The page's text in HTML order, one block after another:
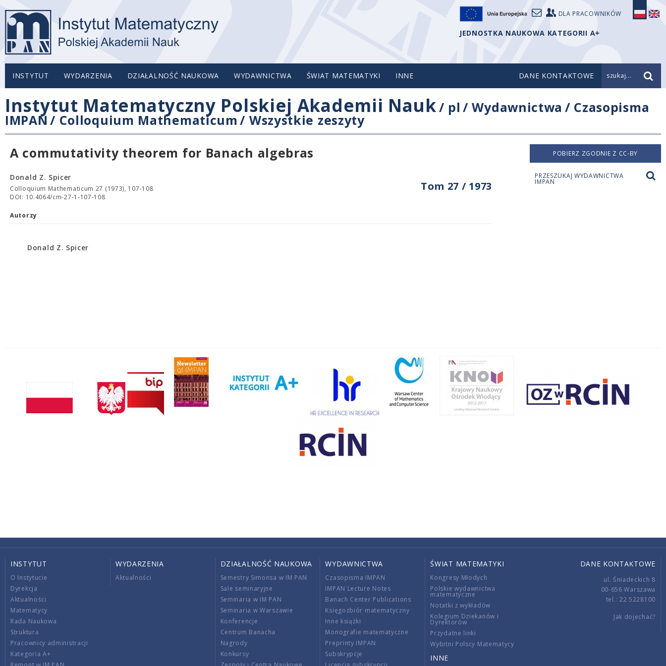
DLA PRACOWNIKÓW
JEDNOSTKA NAUKOWA KATEGORII A+
INSTYTUT WYDARZENIA DZIAŁALNOŚĆ NAUKOWA WYDAWNICTWA ŚWIAT MATEMATYKI INNE DANE KONTAKTOWE szukaj...
Instytut Matematyczny Polskiej Akademii Nauk/ pl /Wydawnictwa / Czasopisma
IMPAN / Colloquium Mathematicum/ Wszystkie zeszyty
A commutativity theorem for Banach algebras
Tom 27 / 1973
Donald Z. Spicer
Colloquium Mathematicum 27 (1973), 107-108
DOI: 10.4064/cm-27-1-107-108
Autorzy
Donald Z. Spicer
POBIERZ ZGODNIE Z CC-BY
PRZESZUKAJ WYDAWNICTWA
IMPAN
INSTYTUT
O Instytucie
Dyrekcja
Aktualności
Matematycy
Rada Naukowa
Struktura
Pracownicy administracji
Kategoria A+
WYDARZENIA
Aktualności
DZIAŁALNOŚĆ NAUKOWA
Semestry Simonsa w IM PAN
Sale seminaryjne
Seminaria w IM PAN
Seminaria w Warszawie
Konferencje
Centrum Banacha
Nagrody
Konkursy
WYDAWNICTWA
Czasopisma IMPAN
IMPAN Lecture Notes
Banach Center Publications
Księgozbiór matematyczny
Inne książki
Monografie matematyczne
Preprinty IMPAN
Subskrypcje
ŚWIAT MATEMATYKI
Kongresy Młodych
Polskie wydawnictwa
matematyczne
Notatki z wykładów
Kolegium Dziekanów i
Dyrektorów
Przydatne linki
Wybitni Polscy Matematycy
INNE
DANE KONTAKTOWE
ul. Śniadeckich 8
00-656 Warszawa
tel.: 22 5228100
Jak dojechać?